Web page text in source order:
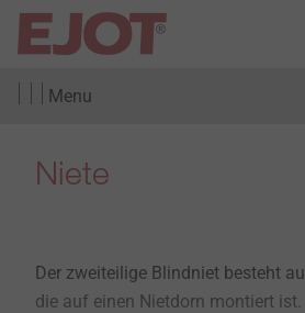
Menu
Niete
Der zweiteilige Blindniet besteht
die auf einen Nietdorn montiert ist.